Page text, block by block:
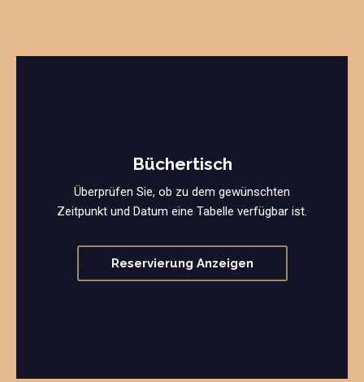
Büchertisch
Überprüfen Sie, ob zu dem gewünschten
Zeitpunkt und Datum eine Tabelle verfügbar ist.
Reservierung Anzeigen